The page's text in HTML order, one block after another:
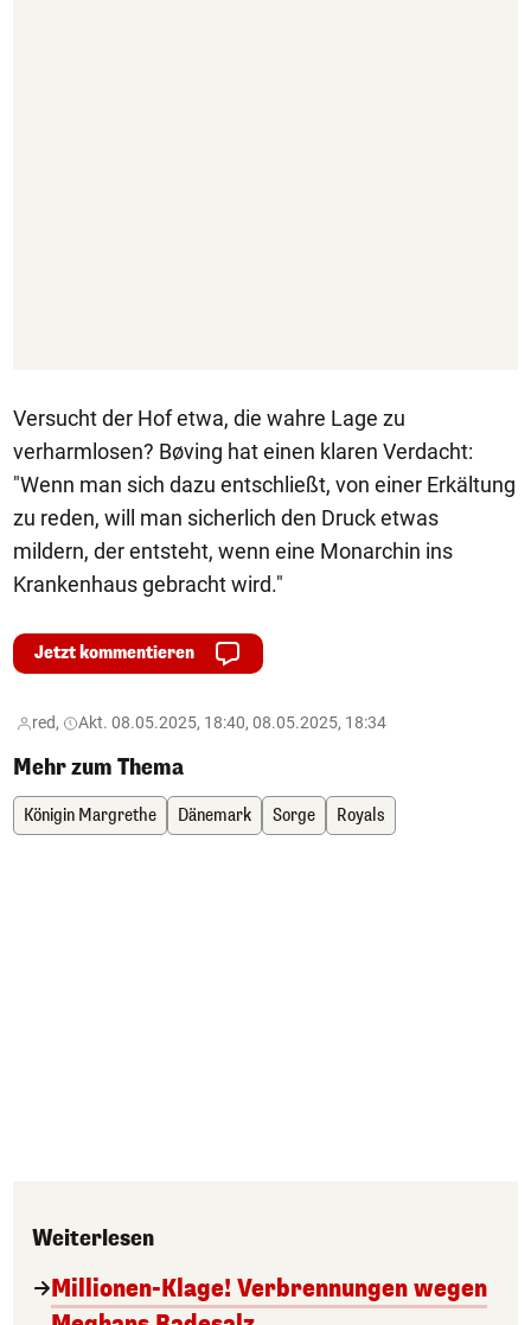
Versucht der Hof etwa, die wahre Lage zu
verharmlosen? Bøving hat einen klaren Verdacht:
"Wenn man sich dazu entschließt, von einer Erkältung
zu reden, will man sicherlich den Druck etwas
mildern, der entsteht, wenn eine Monarchin ins
Krankenhaus gebracht wird."
Jetzt kommentieren
red, Akt. 08.05.2025, 18:40, 08.05.2025, 18:34
Mehr zum Thema
Königin Margrethe Dänemark Sorge Royals
Weiterlesen
Millionen-Klage! Verbrennungen wegen